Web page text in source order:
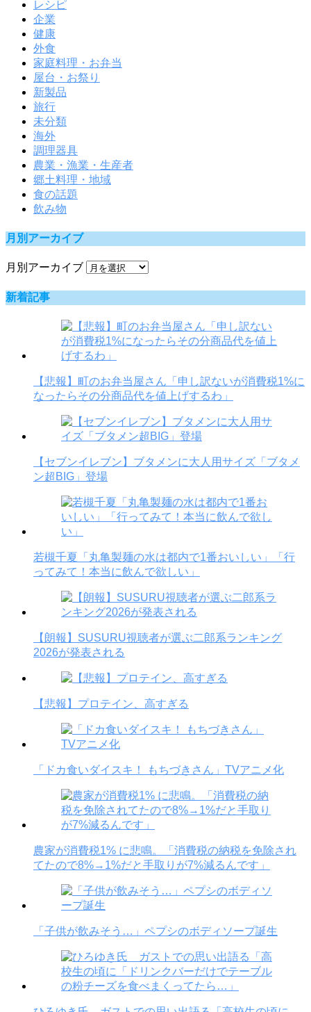
レシピ
企業
健康
外食
家庭料理・お弁当
屋台・お祭り
新製品
旅行
未分類
海外
調理器具
農業・漁業・生産者
郷土料理・地域
食の話題
飲み物
月別アーカイブ
月別アーカイブ
新着記事
【悲報】町のお弁当屋さん「申し訳ないが消費税1%に
なったらその分商品代を値上げするわ」
【セブンイレブン】ブタメンに大人用サイズ「ブタメ
ン超BIG」登場
若槻千夏「丸亀製麺の水は都内で1番おいしい」「行
ってみて！本当に飲んで欲しい」
【朗報】SUSURU視聴者が選ぶ二郎系ランキング
2026が発表される
【悲報】プロテイン、高すぎる
「ドカ食いダイスキ！ もちづきさん」TVアニメ化
農家が消費税1% に悲鳴。「消費税の納税を免除され
てたので8%→1%だと手取りが7%減るんです」
「子供が飲みそう…」ペプシのボディソープ誕生